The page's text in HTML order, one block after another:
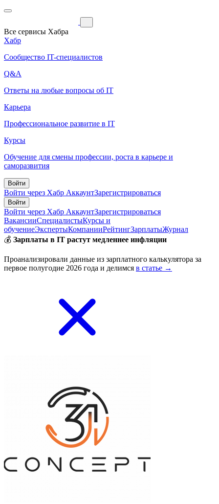
Все сервисы Хабра
Хабр
Сообщество IT-специалистов
Q&A
Ответы на любые вопросы об IT
Карьера
Профессиональное развитие в IT
Курсы
Обучение для смены профессии, роста в карьере и
саморазвития
Войти
Войти через Хабр АккаунтЗарегистрироваться
Войти
Войти через Хабр АккаунтЗарегистрироваться
ВакансииСпециалистыКурсы и
обучениеЭкспертыКомпанииРейтингЗарплатыЖурнал
💰 Зарплаты в IT растут медленнее инфляции
Проанализировали данные из зарплатного калькулятора за
первое полугодие 2026 года и делимся в статье →